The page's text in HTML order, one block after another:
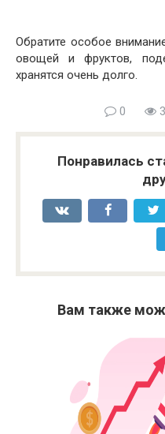
Обратите особое
овощей и фруктов,
хранятся очень долго.
0
Понравилась
Вам также